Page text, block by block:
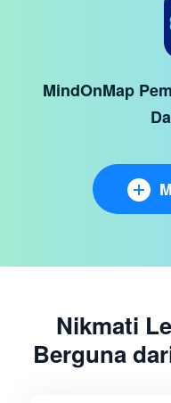
MindOnMap
Nikmati
Berguna